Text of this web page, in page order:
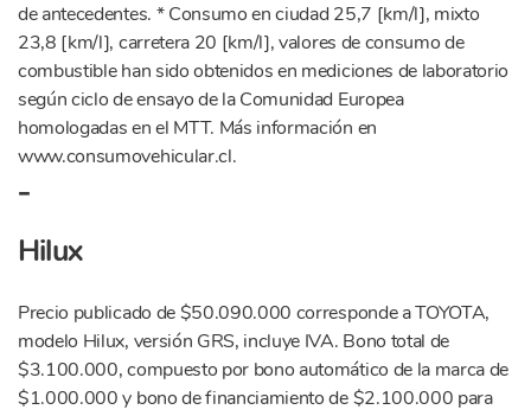
de antecedentes. * Consumo en ciudad 25,7 [km/l], mixto
23,8 [km/l], carretera 20 [km/l], valores de consumo de
combustible han sido obtenidos en mediciones de laboratorio
según ciclo de ensayo de la Comunidad Europea
homologadas en el MTT. Más información en
www.consumovehicular.cl.
-
Hilux
Precio publicado de $50.090.000 corresponde a TOYOTA,
modelo Hilux, versión GRS, incluye IVA. Bono total de
$3.100.000, compuesto por bono automático de la marca de
$1.000.000 y bono de financiamiento de $2.100.000 para